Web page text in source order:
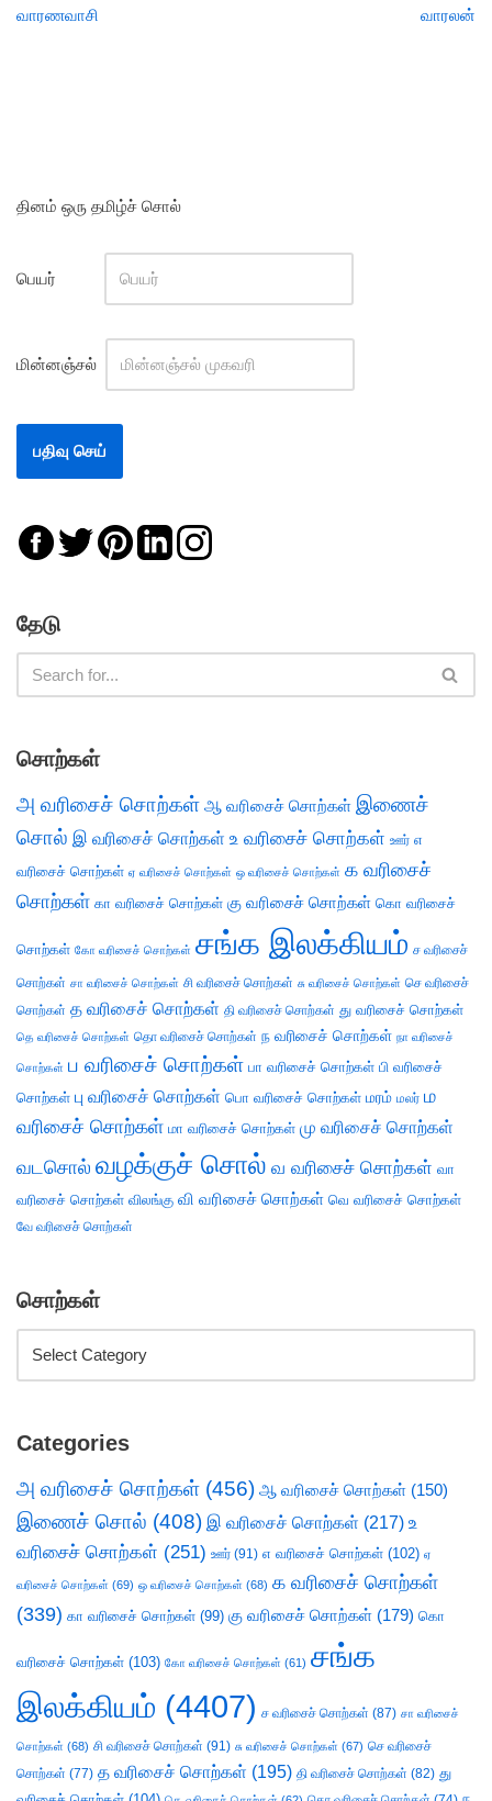
வாரணவாசி வாரலன்
தினம் ஒரு தமிழ்ச் சொல்
பெயர்
மின்னஞ்சல்
தேடு
சொற்கள்
அ வரிசைச் சொற்கள் ஆ வரிசைச் சொற்கள் இணைச்
சொல் இ வரிசைச் சொற்கள் உ வரிசைச் சொற்கள் ஊர் எ
வரிசைச் சொற்கள் ஏ வரிசைச் சொற்கள் ஒ வரிசைச் சொற்கள் க வரிசைச்
சொற்கள் கா வரிசைச் சொற்கள் கு வரிசைச் சொற்கள் கொ வரிசைச்
சொற்கள் கோ வரிசைச் சொற்கள் சங்க இலக்கியம் ச வரிசைச்
சொற்கள் சா வரிசைச் சொற்கள் சி வரிசைச் சொற்கள் சு வரிசைச் சொற்கள் செ வரிசைச்
சொற்கள் த வரிசைச் சொற்கள் தி வரிசைச் சொற்கள் து வரிசைச் சொற்கள்
தெ வரிசைச் சொற்கள் தொ வரிசைச் சொற்கள் ந வரிசைச் சொற்கள் நா வரிசைச்
சொற்கள் ப வரிசைச் சொற்கள் பா வரிசைச் சொற்கள் பி வரிசைச்
சொற்கள் பு வரிசைச் சொற்கள் பொ வரிசைச் சொற்கள் மரம் மலர் ம
வரிசைச் சொற்கள் மா வரிசைச் சொற்கள் மு வரிசைச் சொற்கள்
வடசொல் வழக்குச் சொல் வ வரிசைச் சொற்கள் வா
வரிசைச் சொற்கள் விலங்கு வி வரிசைச் சொற்கள் வெ வரிசைச் சொற்கள்
வே வரிசைச் சொற்கள்
சொற்கள்
Categories
அ வரிசைச் சொற்கள் (456) ஆ வரிசைச் சொற்கள் (150)
இணைச் சொல் (408) இ வரிசைச் சொற்கள் (217) உ
வரிசைச் சொற்கள் (251) ஊர் (91) எ வரிசைச் சொற்கள் (102) ஏ
வரிசைச் சொற்கள் (69) ஒ வரிசைச் சொற்கள் (68) க வரிசைச் சொற்கள்
(339) கா வரிசைச் சொற்கள் (99) கு வரிசைச் சொற்கள் (179) கொ
வரிசைச் சொற்கள் (103) கோ வரிசைச் சொற்கள் (61) சங்க
இலக்கியம் (4407) ச வரிசைச் சொற்கள் (87) சா வரிசைச்
சொற்கள் (68) சி வரிசைச் சொற்கள் (91) சு வரிசைச் சொற்கள் (67) செ வரிசைச்
சொற்கள் (77) த வரிசைச் சொற்கள் (195) தி வரிசைச் சொற்கள் (82) து